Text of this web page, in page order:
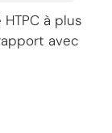
à plus
avec